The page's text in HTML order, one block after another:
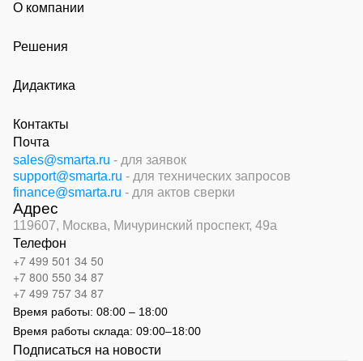
О компании
Решения
Дидактика
Контакты
Почта
sales@smarta.ru - для заявок
support@smarta.ru - для технических запросов
finance@smarta.ru - для актов сверки
Адрес
119607, Москва, Мичуринский проспект, 49а
Телефон
+7 499 501 34 50
+7 800 550 34 87
+7 499 757 34 87
Время работы: 08:00 – 18:00
Время работы склада: 09:00–18:00
Подписаться на новости